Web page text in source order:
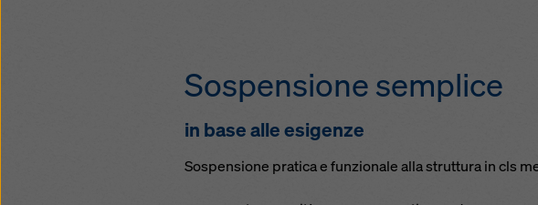
Sospensione semplice
in base alle esigenze
Sospensione pratica e funzionale alla struttura in cls